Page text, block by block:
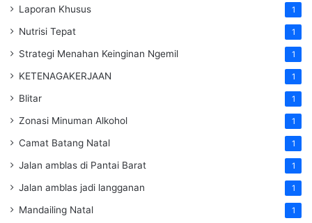
Laporan Khusus 1
Nutrisi Tepat 1
Strategi Menahan Keinginan Ngemil 1
KETENAGAKERJAAN 1
Blitar 1
Zonasi Minuman Alkohol 1
Camat Batang Natal 1
Jalan amblas di Pantai Barat 1
Jalan amblas jadi langganan 1
Mandailing Natal 1